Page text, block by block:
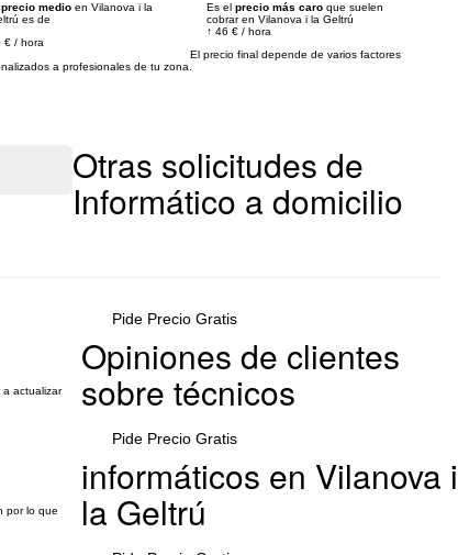
precio medio en Vilanova i la
es de
€ / hora
Es el precio más caro que suelen
cobrar en Vilanova i la Geltrú
↑ 46 € / hora
El precio final depende de varios factores
a profesionales de tu zona.
Otras solicitudes de
Informático a domicilio
actualizar
Pide Precio Gratis
por lo que
Pide Precio Gratis
Opiniones de clientes
sobre técnicos
informáticos en Vilanova i
la Geltrú